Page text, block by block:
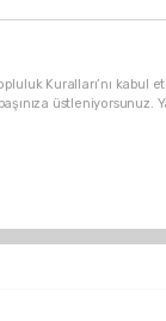
Kuralları’nı kabul